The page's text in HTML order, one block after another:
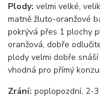
Plody: velmi velké,
matně žluto-oranžové
pokrývá přes 1 plochy
oranžová, dobře
plody velmi dobře
vhodná pro přímý
Zrání: poplopozdní, 2-